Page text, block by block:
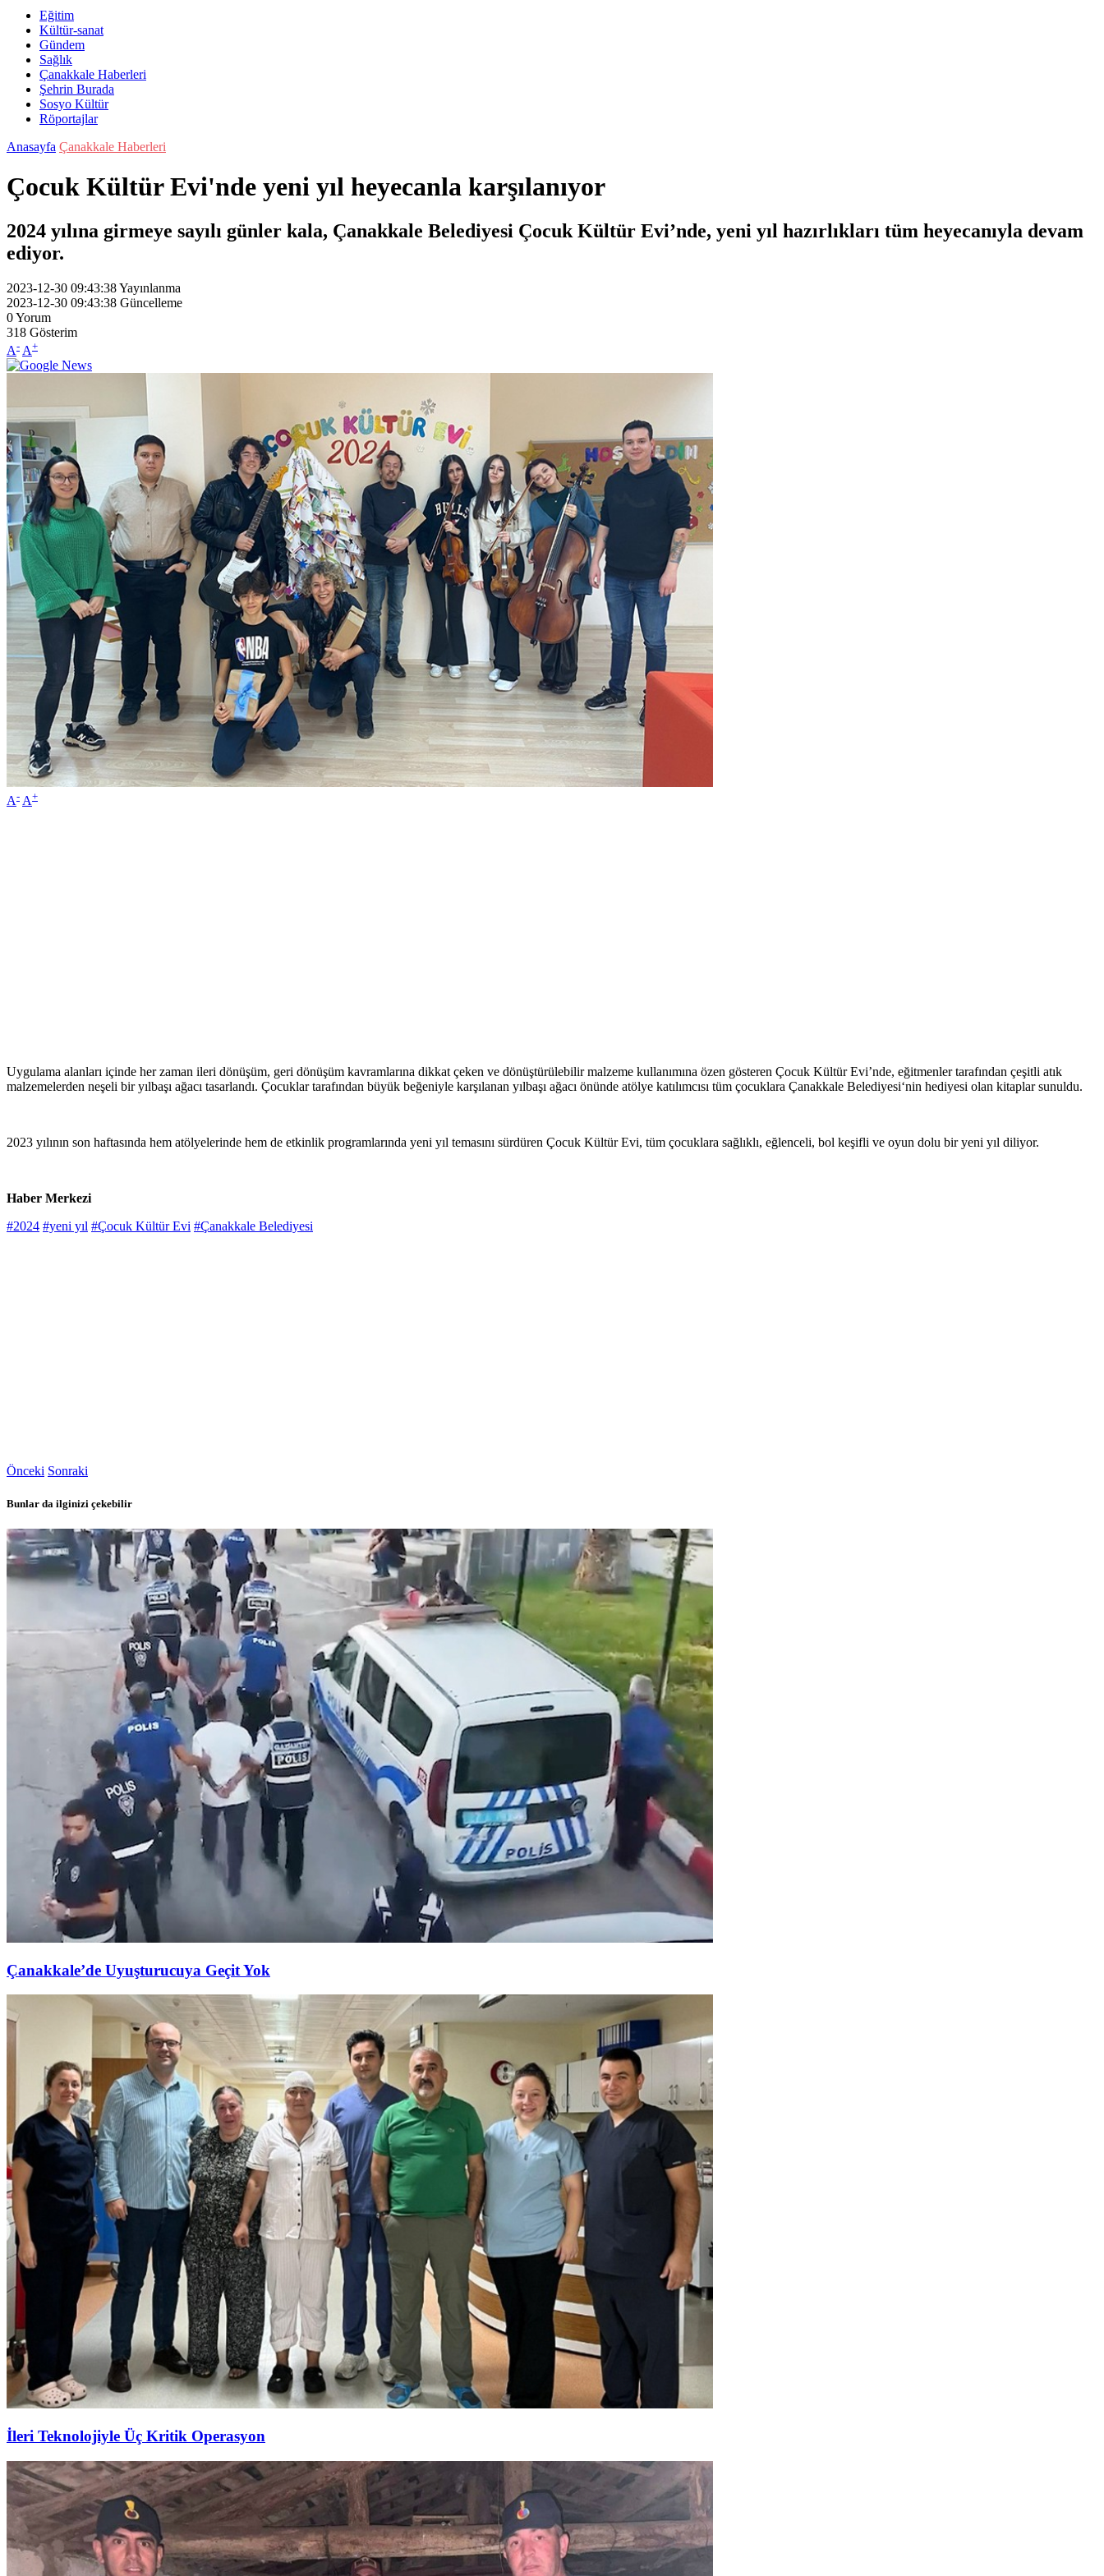
Eğitim
Kültür-sanat
Gündem
Sağlık
Çanakkale Haberleri
Şehrin Burada
Sosyo Kültür
Röportajlar
Anasayfa Çanakkale Haberleri
Çocuk Kültür Evi'nde yeni yıl heyecanla karşılanıyor
2024 yılına girmeye sayılı günler kala, Çanakkale Belediyesi Çocuk Kültür Evi’nde, yeni yıl hazırlıkları tüm heyecanıyla devam
ediyor.
2023-12-30 09:43:38Yayınlanma
2023-12-30 09:43:38 Güncelleme
0Yorum
318 Gösterim
A- A+
A- A+
Uygulama alanları içinde her zaman ileri dönüşüm, geri dönüşüm kavramlarına dikkat çeken ve dönüştürülebilir malzeme kullanımına özen gösteren Çocuk Kültür Evi’nde, eğitmenler tarafından çeşitli atık
malzemelerden neşeli bir yılbaşı ağacı tasarlandı. Çocuklar tarafından büyük beğeniyle karşılanan yılbaşı ağacı önünde atölye katılımcısı tüm çocuklara Çanakkale Belediyesi‘nin hediyesi olan kitaplar sunuldu.
2023 yılının son haftasında hem atölyelerinde hem de etkinlik programlarında yeni yıl temasını sürdüren Çocuk Kültür Evi, tüm çocuklara sağlıklı, eğlenceli, bol keşifli ve oyun dolu bir yeni yıl diliyor.
Haber Merkezi
#2024 #yeni yıl #Çocuk Kültür Evi #Çanakkale Belediyesi
Önceki Sonraki
Bunlar da ilginizi çekebilir
Çanakkale’de Uyuşturucuya Geçit Yok
İleri Teknolojiyle Üç Kritik Operasyon